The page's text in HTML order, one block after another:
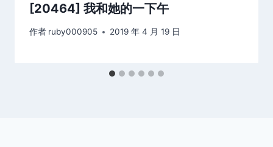
[20464] 我和她的一下午
作者 ruby000905 2019 年 4 月 19 日